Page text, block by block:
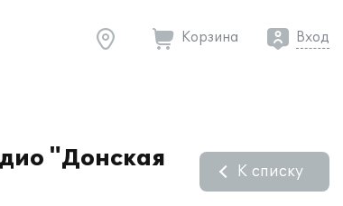
Корзина Вход
"Донская
К списку